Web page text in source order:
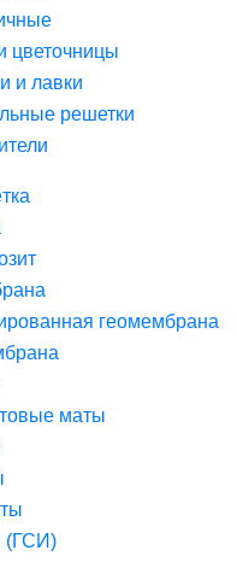
цветочницы
и лавки
решетки
геомембрана
маты
(ГСИ)